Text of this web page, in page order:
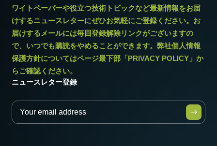
ワイトペーパーや役立つ技術トピックなど最新情報をお届
けするニュースレターにぜひお気軽にご登録ください。お
届けするメールには毎回登録解除リンクがございますの
で、いつでも購読をやめることができます。弊社個人情報
保護方針についてはページ最下部「PRIVACY POLICY」か
らご確認ください。
ニュースレター登録